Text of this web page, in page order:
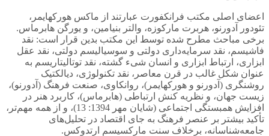
اعضای اصلی مکتب فرانکفورت عبارتند از ماکس هورکهایمر،
تئودور آدورنو، هربرت مارکوزه، والتر بنیامین، و یورگن هابرماس.
برخی مباحث مطرح شده توسط این مکتب بدین قرار است: نقد
فاشیسم، نقد سرمایه‌داری دولتی و سوسیالیسم دولتی، نقد عقل
ابزاری، ارتباط ابزاری و انسان شیء گشته، نقد توتالیتاریسم به
عنوان شکل غالب در قرن معاصر، نقد تکنولوژی، دیالکتیک
روشنگری (آدورنو و هورکهایمر)، روانکاوی، صنعت فرهنگ (آدورنو)،
زیست جهان، و نظریه کنش ارتباطی (هابرماس)، کاربرد هنر در
افزایش همبستگی اجتماعی (شایان مهر 1394: 13)، و از همه مهم‌تر،
تأکید بیشتر بر عنصر فرهنگ به جای اقتصاد در تحلیل‌های
جامعه‌شناسانه، برخلاف سنت مارکسیسم ارتدوکس.